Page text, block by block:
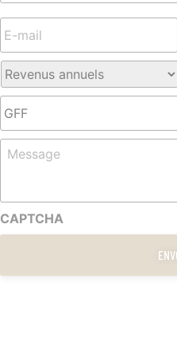
E-
mail *
Revenus
annuels
*
Sujet
Message
CAPTCHA